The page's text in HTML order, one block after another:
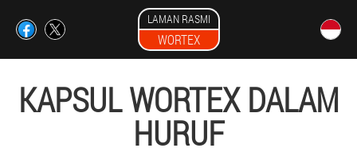
LAMAN RASMI
WORTEX
KAPSUL WORTEX DALAM
HURUF